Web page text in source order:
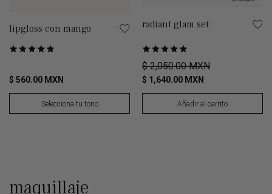
lipgloss con mango
Puntuado
de
$ 560.00 MXN
Selecciona tu tono
radiant glam set
Puntuado
5.0
de
$ 2,050.00 MXN
$ 1,640.00 MXN
Añadir al carrito
maquillaje